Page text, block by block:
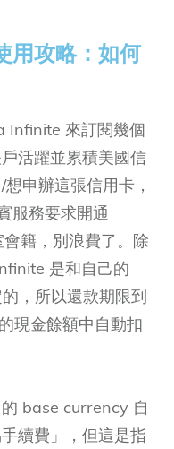
用攻略：如何
Infinite 來訂閱幾個
活躍並累積美國信
申辦這張信用卡，
服務要求開通
籍，別浪費了。除
是和自己的
，所以還款期限到
現金餘額中自動扣
base currency 自
續費」，但這是指